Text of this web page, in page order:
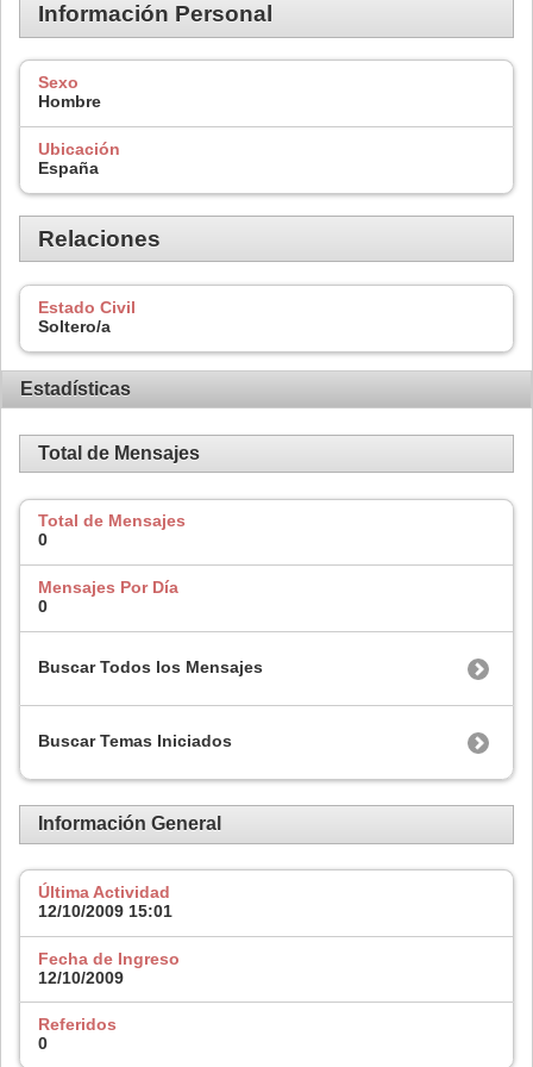
Información Personal
Sexo
Hombre
Ubicación
España
Relaciones
Estado Civil
Soltero/a
Estadísticas
Total de Mensajes
Total de Mensajes
0
Mensajes Por Día
0
Buscar Todos los Mensajes
Buscar Temas Iniciados
Información General
Última Actividad
12/10/2009 15:01
Fecha de Ingreso
12/10/2009
Referidos
0